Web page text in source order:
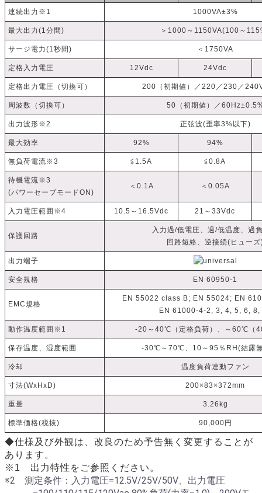
連続出力※1 1000VA±3%
最大出力(1分間) ＞1000～1150VA(100～
サージ電力(1秒間) ＜1750VA
定格入力電圧 12Vdc 24Vdc
定格出力電圧（切換可） 200（初期値）／220／230／
周波数（切換可） 50（初期値）／
出力波形※2 正弦波(歪率3%以下)
最大効率 92% 94%
無負荷電流※3 ≦1.5A ≦0.8A
待機電流※3
(パワーセーブモードON)
＜0.1A ＜0.05A
入力電圧範囲※4 10.5～16.5Vdc 21～33Vdc
保護回路
入力過/低電圧、過/低温度、過
回路短絡、逆接続(ヒュー
出力端子
安全規格 EN 60950-1
EMC規格
EN 55022 class B; EN 55024; EN
EN 61000-4-2, 3, 4, 5, 6, 8,
動作温度範囲※1 -20～40℃（定格負荷）、～60℃（
保存温度、湿度範囲 -30℃～70℃、10～95％RH(結露
冷却 温度負荷連動ファン
寸法(WxHxD) 200×83×372mm
重量 3.26kg
標準価格(税抜) 90,000円
◆仕様及び外観は、改良のため予告無く変更することが
あります。
※1 出力特性をご参照ください。
※2 測定条件：入力電圧=12.5V/25V/50V、出力電圧